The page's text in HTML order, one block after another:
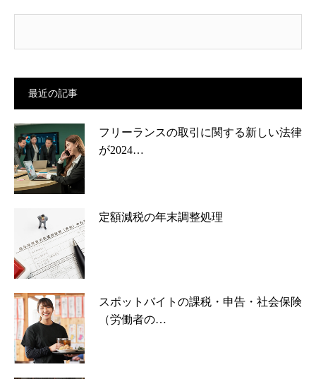
最近の記事
フリーランスの取引に関する新しい法律
が2024…
定額減税の年末調整処理
スポットバイトの課税・申告・社会保険
（労働者の…